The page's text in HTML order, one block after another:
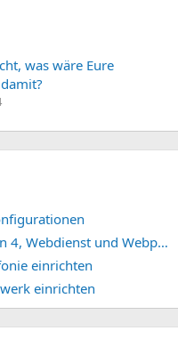
was wäre Eure
Synology DSM 7.2/7.3, Web Station 4, Webdienst und Webportal erstellen (ehemals vHost)
einrichten
einrichten